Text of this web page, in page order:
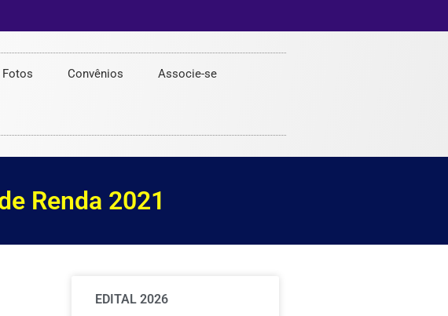
Fotos Convênios Associe-se
Renda 2021
EDITAL 2026